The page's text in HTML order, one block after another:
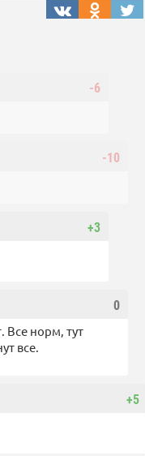
-6
-10
+3
0
Все норм, тут
все.
+5